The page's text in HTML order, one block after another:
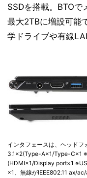
SSDを搭載。BTO
最大2TBに増設可能
学ドライブや有線
インタフェースは、ヘッド
3.1×2(Type-A×1/Type-C×1
(HDMI×1/Display port×1
×1、無線がIEEE802.11 ax/